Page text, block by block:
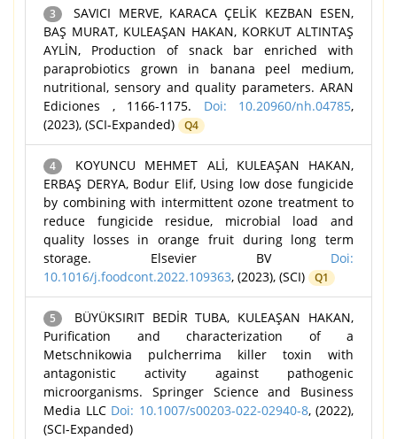
3
SAVICI MERVE, KARACA ÇELİK KEZBAN ESEN,
BAŞ MURAT, KULEAŞAN HAKAN, KORKUT ALTINTAŞ
AYLİN, Production of snack bar enriched with
paraprobiotics grown in banana peel medium,
nutritional, sensory and quality parameters. ARAN
Ediciones , 1166-1175. Doi: 10.20960/nh.04785,
(2023), (SCI-Expanded)
Q4
4
KOYUNCU MEHMET ALİ, KULEAŞAN HAKAN,
ERBAŞ DERYA, Bodur Elif, Using low dose fungicide
by combining with intermittent ozone treatment to
reduce fungicide residue, microbial load and
quality losses in orange fruit during long term
storage. Elsevier BV Doi:
10.1016/j.foodcont.2022.109363, (2023), (SCI) Q1
5
BÜYÜKSIRIT BEDİR TUBA, KULEAŞAN HAKAN,
Purification and characterization of a
Metschnikowia pulcherrima killer toxin with
antagonistic activity against pathogenic
microorganisms. Springer Science and Business
Media LLC Doi: 10.1007/s00203-022-02940-8, (2022),
(SCI-Expanded)